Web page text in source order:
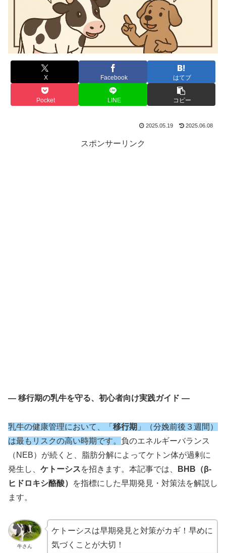
X Facebook はてブ
Pocket LINE コピー
2025.05.19 2025.06.08
スポンサーリンク
— 移行期の乳牛を守る、初心者向け実践ガイド —
乳牛の健康管理において、「 移行期 」（分娩前後３週間）
は最もリスクの高い時期です。 負のエネルギーバランス
（NEB）が続くと、脂肪分解によってケトン体が過剰に
発生し、 ケトーシスを招きます。本記事では、
BHB（β-
ヒドロキシ酪酸）
を指標にした早期発見・対策法を解説し
ます。
牛さん
ケトーシスは早期発見と対策がカギ！早めに
気づくことが大切！